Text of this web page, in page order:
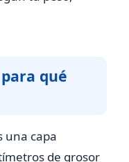
qué
una capa
de grosor